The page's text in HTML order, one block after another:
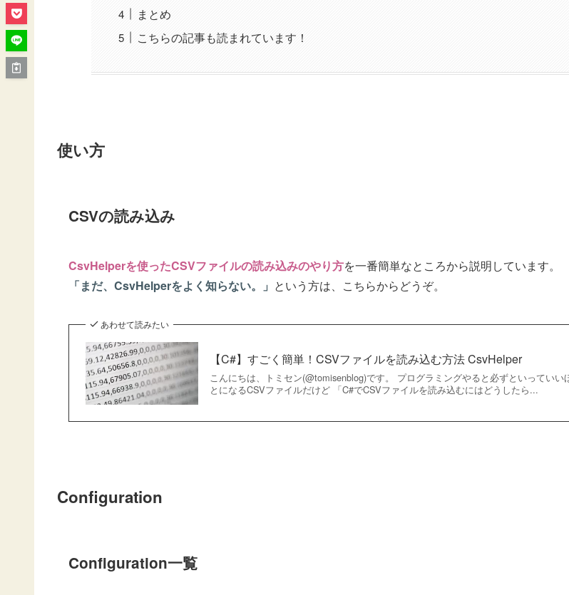
まとめ
こちらの記事も読まれています！
使い方
CSVの読み込み
CsvHelperを使ったCSVファイルの読み込みのやり方を一番簡単なところから説明しています。
「まだ、CsvHelperをよく知らない。」 という方は、こちらからどうぞ。
あわせて読みたい
【C#】すごく簡単！CSVファイルを読み込む方法 CsvHelper
こんにちは、トミセン(@tomisenblog)です。 プログラミングやると必ずといっていい
とになるCSVファイルだけど 「C#でCSVファイルを読み込むにはどうしたら...
Configuration
Configuration一覧